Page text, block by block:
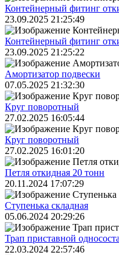
Контейнерный фитинг
23.09.2025 21:25:49
Контейнерный фитинг
23.09.2025 21:25:22
Амортизатор подвески
07.05.2025 21:32:30
Круг поворотный
27.02.2025 16:05:44
Круг поворотный
27.02.2025 16:01:20
Петля откидная 20 тонн
20.11.2024 17:07:29
Ступенька складная
05.06.2024 20:29:26
Трап приставной
22.03.2024 22:57:46